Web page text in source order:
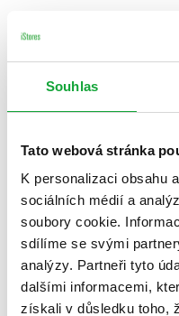
Souhlas
Tato webová stránka
K personalizaci obsahu
sociálních médií a
soubory cookie.
sdílíme se svými
analýzy. Partneři tyto
dalšími informacemi,
získali v důsledku toho,